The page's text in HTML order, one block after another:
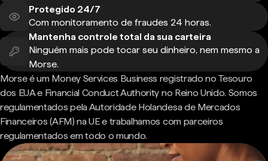
Protegido 24/7
Com monitoramento de fraudes 24 horas.
Mantenha controle total da sua carteira
Ninguém mais pode tocar seu dinheiro, nem mesmo a
Morse.
Morse é um Money Services Business registrado no Tesouro
dos EUA e Financial Conduct Authority no Reino Unido. Somos
regulamentados pela Autoridade Holandesa de Mercados
Financeiros (AFM) na UE e trabalhamos com parceiros
regulamentados em todo o mundo.